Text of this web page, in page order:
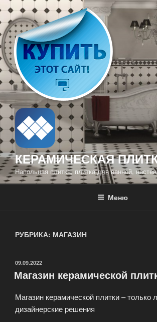
Перейти
содержимому
КЕРАМИЧЕСКАЯ
Напольная плитка, плитка для ванной,
Меню
РУБРИКА: МАГАЗИН
ОПУБЛИКОВАНО
09.09.2022
Магазин керамической
Магазин керамической плитки – только
дизайнерские решения